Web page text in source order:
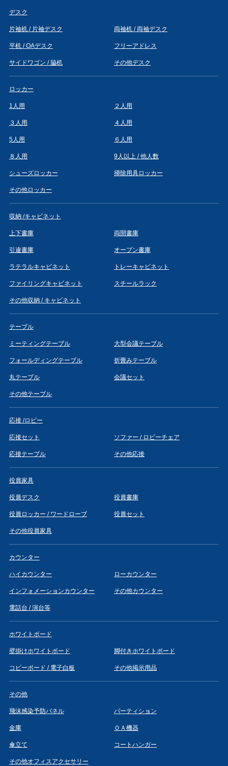
デスク
片袖机 / 片袖デスク 両袖机 / 両袖デスク
平机 / OAデスク フリーアドレス
サイドワゴン / 脇机 その他デスク
ロッカー
1人用 ２人用
３人用 ４人用
5人用 ６人用
８人用 9人以上 / 他人数
シューズロッカー 掃除用具ロッカー
その他ロッカー
収納 /キャビネット
上下書庫 両開書庫
引違書庫 オープン書庫
ラテラルキャビネット トレーキャビネット
ファイリングキャビネット スチールラック
その他収納 / キャビネット
テーブル
ミーティングテーブル 大型会議テーブル
フォールディングテーブル 折畳みテーブル
丸テーブル 会議セット
その他テーブル
応接 /ロビー
応接セット ソファー / ロビーチェア
応接テーブル その他応接
役員家具
役員デスク 役員書庫
役員ロッカー / ワードローブ 役員セット
その他役員家具
カウンター
ハイカウンター ローカウンター
インフォメーションカウンター その他カウンター
電話台 / 演台等
ホワイトボード
壁掛けホワイトボード 脚付きホワイトボード
コピーボード / 電子白板 その他掲示用品
その他
飛沫感染予防パネル パーティション
金庫 ＯＡ機器
傘立て コートハンガー
その他オフィスアクセサリー